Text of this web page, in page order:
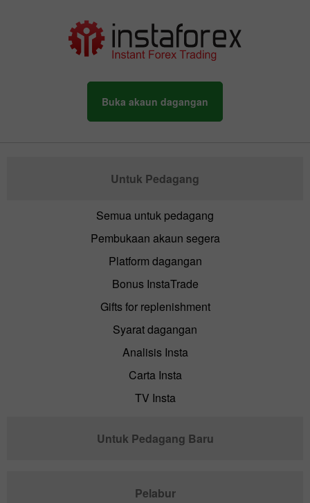
Buka akaun dagangan
Untuk Pedagang
Semua untuk pedagang
Pembukaan akaun segera
Platform dagangan
Bonus InstaTrade
Gifts for replenishment
Syarat dagangan
Analisis Insta
Carta Insta
TV Insta
Untuk Pedagang Baru
Pelabur